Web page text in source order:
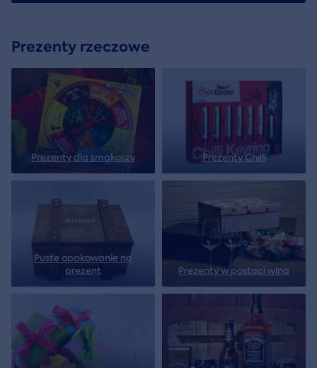
Prezenty rzeczowe
Prezenty dla smakoszy Prezenty Chilli
Puste opakowanie na
prezent
Prezenty w postaci wina